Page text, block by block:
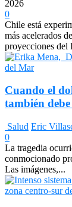
2026
0
Chile está
más acelerados
proyecciones del
Cuando el
también
Salud Eric
0
La tragedia
conmocionado
Las imágenes,...